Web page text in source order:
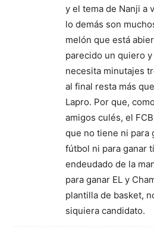
y el tema de Nanji a
lo demás son
melón que está
parecido un quiero
necesita minutajes
al final resta más
Lapro. Por que,
amigos culés, el
que no tiene ni para
fútbol ni para ganar
endeudado de la
para ganar EL y
plantilla de basket,
siquiera candidato.